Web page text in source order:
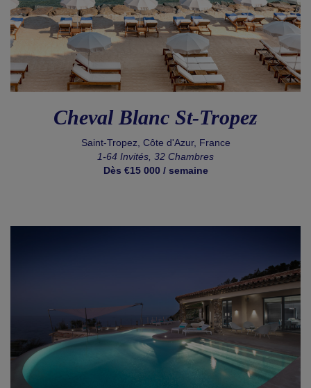
Cheval Blanc St-Tropez
Saint-Tropez, Côte d'Azur, France
1-64 Invités, 32 Chambres
Dès €15 000 / semaine